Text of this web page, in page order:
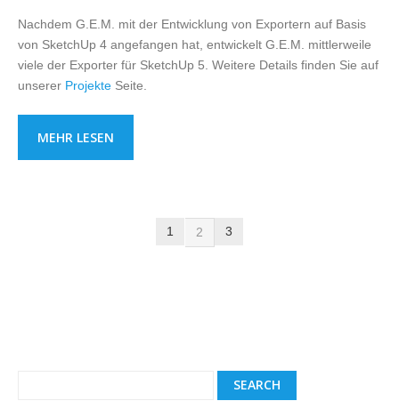
Nachdem G.E.M. mit der Entwicklung von Exportern auf Basis
von SketchUp 4 angefangen hat, entwickelt G.E.M. mittlerweile
viele der Exporter für SketchUp 5. Weitere Details finden Sie auf
unserer Projekte Seite.
MEHR LESEN
1 2 3